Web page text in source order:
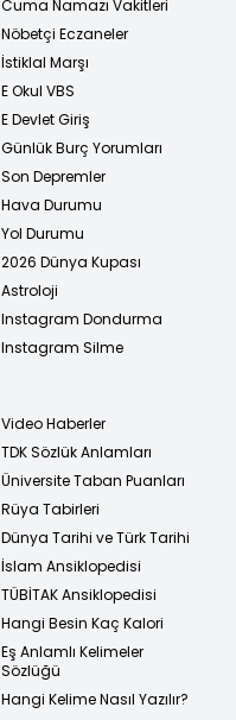
Cuma Namazı Vakitleri
Nöbetçi Eczaneler
İstiklal Marşı
E Okul VBS
E Devlet Giriş
Günlük Burç Yorumları
Son Depremler
Hava Durumu
Yol Durumu
2026 Dünya Kupası
Astroloji
Instagram Dondurma
Instagram Silme
Video Haberler
TDK Sözlük Anlamları
Üniversite Taban Puanları
Rüya Tabirleri
Dünya Tarihi ve Türk Tarihi
İslam Ansiklopedisi
TÜBİTAK Ansiklopedisi
Hangi Besin Kaç Kalori
Eş Anlamlı Kelimeler
Sözlüğü
Hangi Kelime Nasıl Yazılır?